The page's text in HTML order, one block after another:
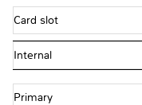
Card slot
Internal
Primary